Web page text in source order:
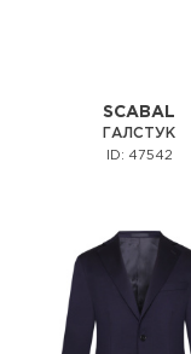
SCABAL
ГАЛСТУК
ID: 47542